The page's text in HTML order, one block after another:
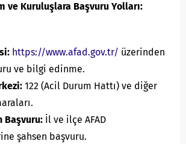
ve Kuruluşlara Başvuru Yolları:
https://www.afad.gov.tr/ üzerinden
ve bilgi edinme.
122 (Acil Durum Hattı) ve diğer
Başvuru: İl ve ilçe AFAD
şahsen başvuru.